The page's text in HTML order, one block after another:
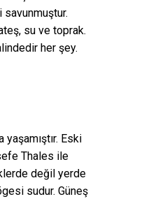
su ve toprak.
her şey.
yaşamıştır. Eski
Thales ile
değil yerde
sudur. Güneş